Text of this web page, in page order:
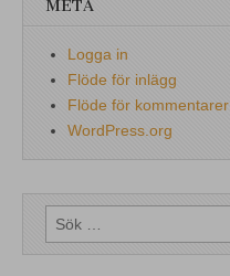
META
Logga in
Flöde för inlägg
Flöde för kommentarer
WordPress.org
Sök
efter: